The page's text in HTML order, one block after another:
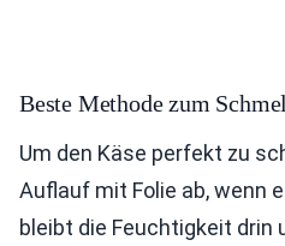
Beste Methode zum
Um den Käse perfekt zu
Auflauf mit Folie ab, wenn
bleibt die Feuchtigkeit drin